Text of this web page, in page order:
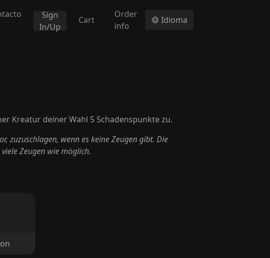
Sign
In/Up
Cart
Order
info
Idioma
Kreatur deiner Wahl 5 Schadenspunkte zu.
zuzuschlagen, wenn es keine Zeugen gibt. Die
Zeugen wie möglich.